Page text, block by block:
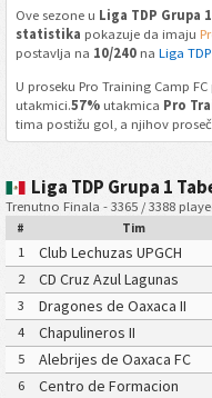
Ove sezone u Liga TDP Grupa
statistika pokazuje da imaju
postavlja na 10/240na Liga
U proseku Pro Training Camp FC
utakmici.57%utakmica Pro
tima postižu gol, a njihov
Liga TDP Grupa 1
Trenutno Finala - 3365 / 3388
# Tim
1 Club Lechuzas UPGCH
2
CD Cruz Azul Lagunas
3
Dragones de Oaxaca II
4
Chapulineros II
5
Alebrijes de Oaxaca FC
6
Centro de Formacion